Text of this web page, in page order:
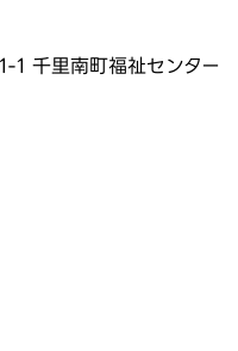
1 千里南町福祉センター